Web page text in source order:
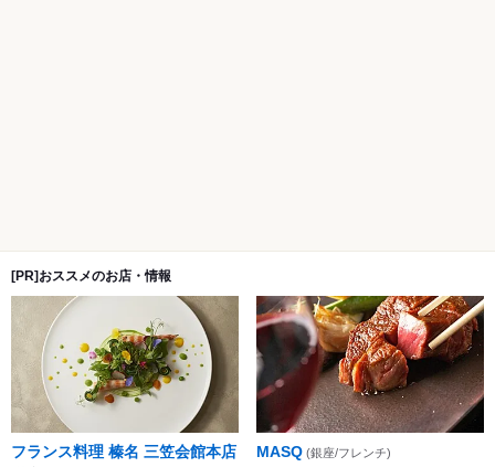
[PR]おススメのお店・情報
フランス料理 榛名 三笠会館本店 MASQ (銀座/フレンチ)